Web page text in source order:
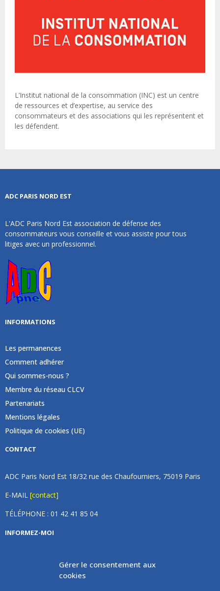
Gérer le consentement aux
cookies
L’Institut national de la consommation (INC) est un centre
de ressources et d’expertise, au service des
consommateurs et des associations qui les représentent et
les défendent.
ADC PARIS NORD EST
L'ADC Paris Nord Est association de défense des
consommateurs vous conseille et vous assiste pour tous
litiges avec un professionnel.
INFORMATIONS
Les permanences
Comment adhérer
Qui sommes-nous ?
Membre du réseau CLCV
Partenariats
Mentions légales
Politique de cookies (UE)
CONTACT
ADC Paris Nord Est 18/32 rue des Chaufourniers, 75019 Paris
E-MAIL [contact]
TÉLÉPHONE : 01 42 41 85 04
INFORMEZ-MOI
Inscrivez vous à notre newsletter et recevez une fois par
mois de nos nouvelles, aucun spam (on promet).